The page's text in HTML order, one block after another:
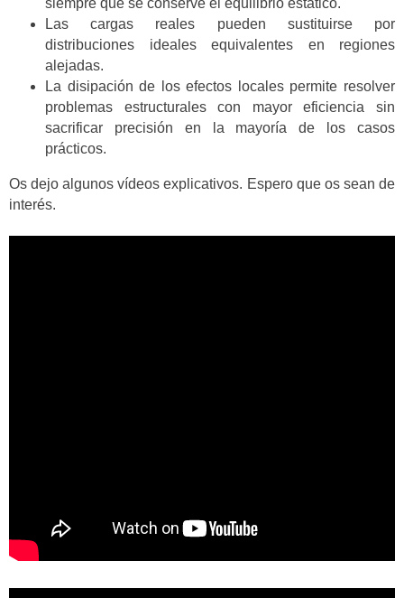
siempre que se conserve el equilibrio estático.
Las cargas reales pueden sustituirse por
distribuciones ideales equivalentes en regiones
alejadas.
La disipación de los efectos locales permite resolver
problemas estructurales con mayor eficiencia sin
sacrificar precisión en la mayoría de los casos
prácticos.
Os dejo algunos vídeos explicativos. Espero que os sean de
interés.